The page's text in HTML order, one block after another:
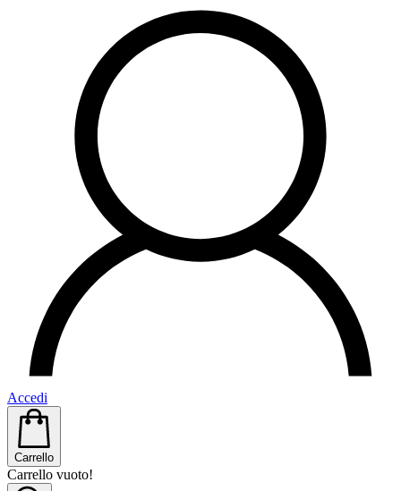
Accedi
Carrello
Carrello vuoto!